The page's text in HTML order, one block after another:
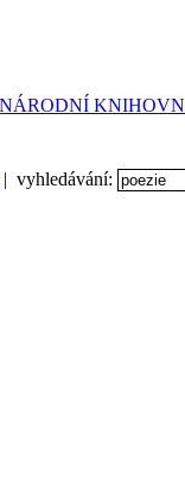
| vyhledávání: